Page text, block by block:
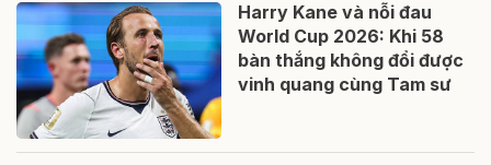
Harry Kane và nỗi đau
World Cup 2026: Khi 58
bàn thắng không đổi được
vinh quang cùng Tam sư